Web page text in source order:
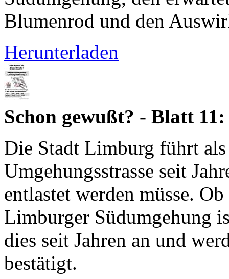
Blumenrod und den
Herunterladen
Schon gewußt? - Blatt
Die Stadt Limburg führt
Umgehungsstrasse seit
entlastet werden müsse.
Limburger Südumgehung
dies seit Jahren an und
bestätigt.